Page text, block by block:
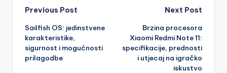
Post
navigation
Previous Post
Sailfish OS: jedinstvene
karakteristike,
sigurnost i mogućnosti
prilagodbe
Next Post
Brzina procesora
Xiaomi Redmi Note 11:
specifikacije, prednosti
i utjecaj na igračko
iskustvo